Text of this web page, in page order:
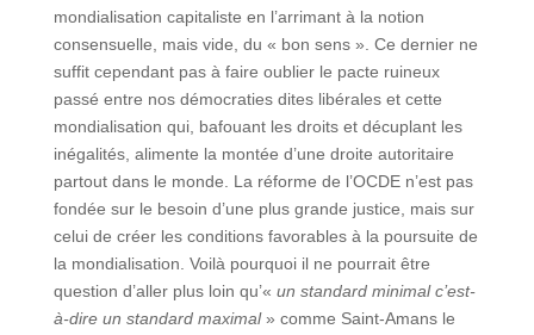
mondialisation capitaliste en l’arrimant à la notion
consensuelle, mais vide, du « bon sens ». Ce dernier ne
suffit cependant pas à faire oublier le pacte ruineux
passé entre nos démocraties dites libérales et cette
mondialisation qui, bafouant les droits et décuplant les
inégalités, alimente la montée d’une droite autoritaire
partout dans le monde. La réforme de l’OCDE n’est pas
fondée sur le besoin d’une plus grande justice, mais sur
celui de créer les conditions favorables à la poursuite de
la mondialisation. Voilà pourquoi il ne pourrait être
question d’aller plus loin qu’« un standard minimal c’est-
à-dire un standard maximal» comme Saint-Amans le